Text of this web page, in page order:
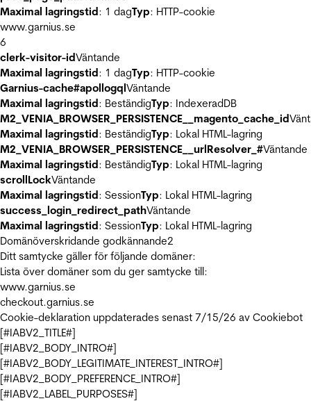
Maximal lagringstid: 1 dagTyp: HTTP-cookie
www.garnius.se
6
clerk-visitor-idVäntande
Maximal lagringstid: 1 dagTyp: HTTP-cookie
Garnius-cache#apollogqlVäntande
Maximal lagringstid: BeständigTyp: IndexeradDB
M2_VENIA_BROWSER_PERSISTENCE__magento_cache_id
Maximal lagringstid: BeständigTyp: Lokal HTML-lagring
M2_VENIA_BROWSER_PERSISTENCE__urlResolver_#Väntande
Maximal lagringstid: BeständigTyp: Lokal HTML-lagring
scrollLockVäntande
Maximal lagringstid: SessionTyp: Lokal HTML-lagring
success_login_redirect_pathVäntande
Maximal lagringstid: SessionTyp: Lokal HTML-lagring
Domänöverskridande godkännande2
Ditt samtycke gäller för följande domäner:
Lista över domäner som du ger samtycke till:
www.garnius.se
checkout.garnius.se
Cookie-deklaration uppdaterades senast 7/15/26 av Cookiebot
[#IABV2_TITLE#]
[#IABV2_BODY_INTRO#]
[#IABV2_BODY_LEGITIMATE_INTEREST_INTRO#]
[#IABV2_BODY_PREFERENCE_INTRO#]
[#IABV2_LABEL_PURPOSES#]